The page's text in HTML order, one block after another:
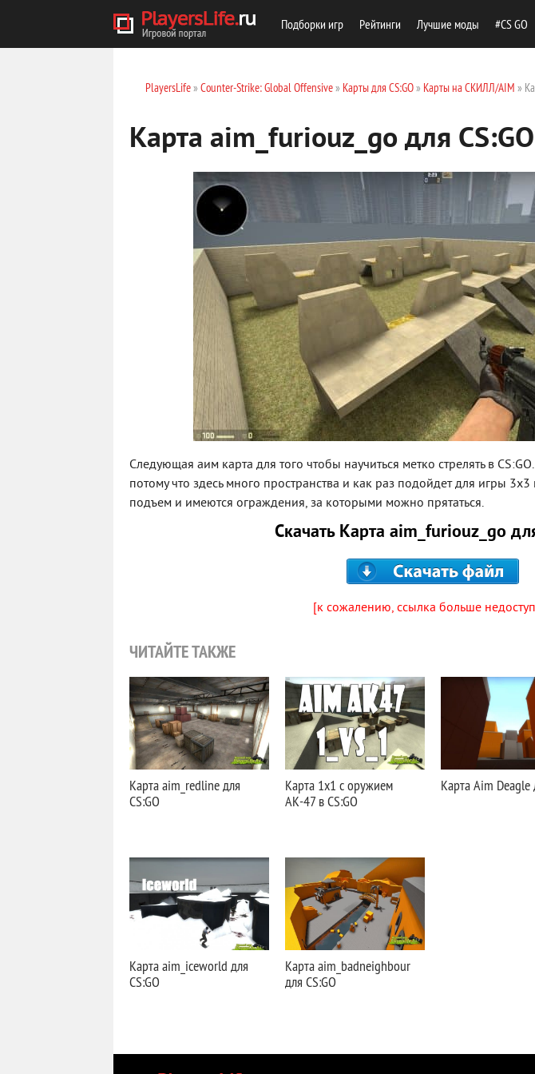
Подборки игр Рейтинги Лучшие моды #CS GO
PlayersLife» Counter-Strike: Global Offensive» Карты для CS:GO» Карты на СКИЛЛ/AIM »
Карта aim_furiouz_go для CS:GO
Следующая аим карта для того чтобы научиться метко стрелять в
потому что здесь много пространства и как раз подойдет для игры
подъем и имеются ограждения, за которыми можно прятаться.
Скачать Карта aim_furiouz_go
[к сожалению, ссылка больше
ЧИТАЙТЕ ТАКЖЕ
Карта aim_redline для
CS:GO
Карта 1х1 с оружием
АК-47 в CS:GO
Карта Aim Deagle
Карта aim_iceworld для
CS:GO
Карта aim_badneighbour
для CS:GO